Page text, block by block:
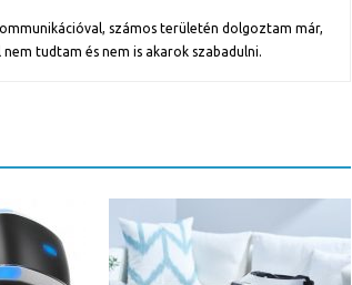
számos területén dolgoztam már,
tudtam és nem is akarok szabadulni.